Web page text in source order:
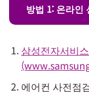
방법 1: 온라인
삼성전자서비
에어컨 사전점